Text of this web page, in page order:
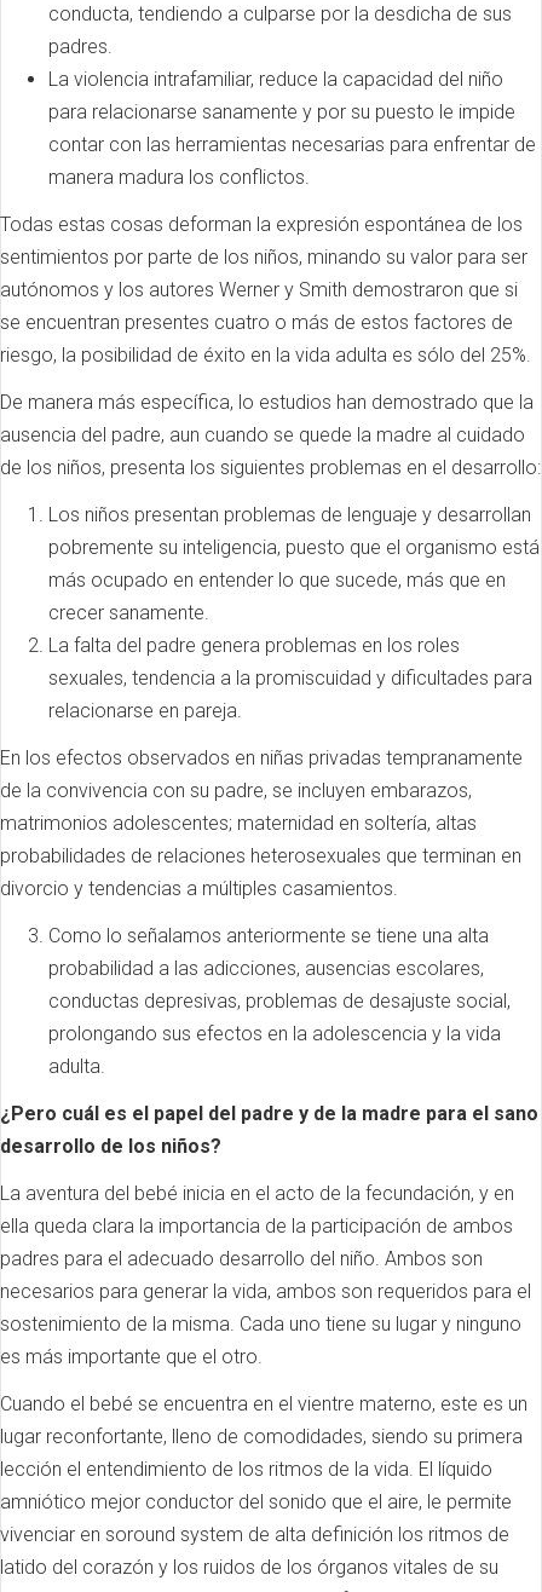
conducta, tendiendo a culparse por la desdicha de sus
padres.
La violencia intrafamiliar, reduce la capacidad del niño
para relacionarse sanamente y por su puesto le impide
contar con las herramientas necesarias para enfrentar de
manera madura los conflictos.
Todas estas cosas deforman la expresión espontánea de los
sentimientos por parte de los niños, minando su valor para ser
autónomos y los autores Werner y Smith demostraron que si
se encuentran presentes cuatro o más de estos factores de
riesgo, la posibilidad de éxito en la vida adulta es sólo del 25%.
De manera más específica, lo estudios han demostrado que la
ausencia del padre, aun cuando se quede la madre al cuidado
de los niños, presenta los siguientes problemas en el desarrollo:
Los niños presentan problemas de lenguaje y desarrollan
pobremente su inteligencia, puesto que el organismo está
más ocupado en entender lo que sucede, más que en
crecer sanamente.
La falta del padre genera problemas en los roles
sexuales, tendencia a la promiscuidad y dificultades para
relacionarse en pareja.
En los efectos observados en niñas privadas tempranamente
de la convivencia con su padre, se incluyen embarazos,
matrimonios adolescentes; maternidad en soltería, altas
probabilidades de relaciones heterosexuales que terminan en
divorcio y tendencias a múltiples casamientos.
Como lo señalamos anteriormente se tiene una alta
probabilidad a las adicciones, ausencias escolares,
conductas depresivas, problemas de desajuste social,
prolongando sus efectos en la adolescencia y la vida
adulta.
¿Pero cuál es el papel del padre y de la madre para el sano
desarrollo de los niños?
La aventura del bebé inicia en el acto de la fecundación, y en
ella queda clara la importancia de la participación de ambos
padres para el adecuado desarrollo del niño. Ambos son
necesarios para generar la vida, ambos son requeridos para el
sostenimiento de la misma. Cada uno tiene su lugar y ninguno
es más importante que el otro.
Cuando el bebé se encuentra en el vientre materno, este es un
lugar reconfortante, lleno de comodidades, siendo su primera
lección el entendimiento de los ritmos de la vida. El líquido
amniótico mejor conductor del sonido que el aire, le permite
vivenciar en soround system de alta definición los ritmos de
latido del corazón y los ruidos de los órganos vitales de su